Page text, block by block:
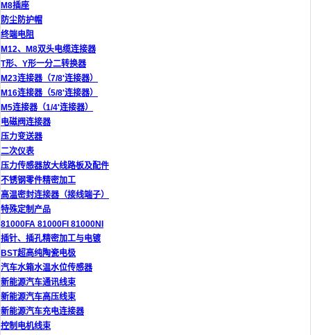
M8插座
防尘防护帽
终端电阻
M12、M8双头电缆连接器
T形、Y形一分二转换器
M23连接器（7/8'连接器）
M16连接器（5/8'连接器）
M5连接器（1/4'连接器）
电磁阀连接器
压力变送器
二次仪表
压力传感器放大线路板及配件
不锈钢零件精密加工
高温密封连接器（接线端子）
特殊定制产品
81000FA 81000FI 81000NI
插针、插孔精密加工与电镀
BST超高纯陶瓷电极
汽车水箱水温水位传感器
新能源汽车通讯线束
新能源汽车高压线束
新能源汽车充电连接器
控制电机线束